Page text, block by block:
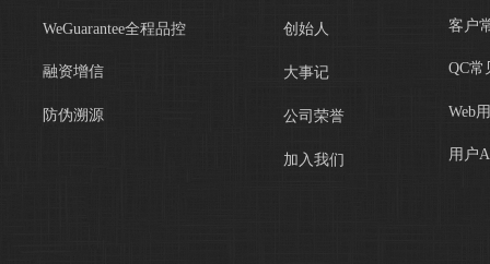
客户
QC常
Web
用户
创始人
大事记
公司荣誉
加入我们
WeGuarantee全程品控
融资增信
防伪溯源